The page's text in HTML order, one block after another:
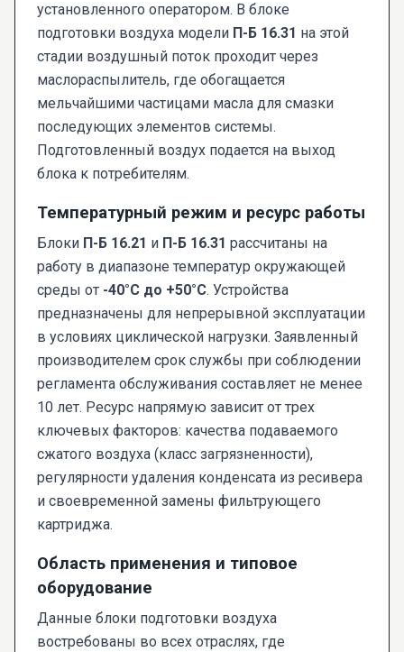
установленного оператором. В блоке
подготовки воздуха модели П-Б 16.31 на этой
стадии воздушный поток проходит через
маслораспылитель, где обогащается
мельчайшими частицами масла для смазки
последующих элементов системы.
Подготовленный воздух подается на выход
блока к потребителям.
Температурный режим и ресурс работы
Блоки П-Б 16.21 и П-Б 16.31 рассчитаны на
работу в диапазоне температур окружающей
среды от -40°C до +50°C. Устройства
предназначены для непрерывной эксплуатации
в условиях циклической нагрузки. Заявленный
производителем срок службы при соблюдении
регламента обслуживания составляет не менее
10 лет. Ресурс напрямую зависит от трех
ключевых факторов: качества подаваемого
сжатого воздуха (класс загрязненности),
регулярности удаления конденсата из ресивера
и своевременной замены фильтрующего
картриджа.
Область применения и типовое
оборудование
Данные блоки подготовки воздуха
востребованы во всех отраслях, где